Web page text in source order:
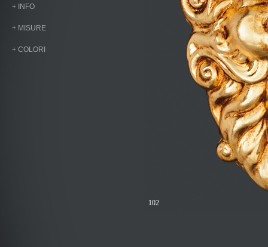
+ INFO
+ MISURE
+ COLORI
102